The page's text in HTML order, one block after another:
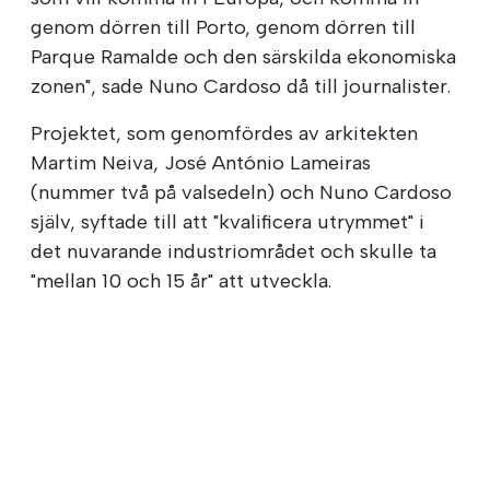
genom dörren till Porto, genom dörren till
Parque Ramalde och den särskilda ekonomiska
zonen", sade Nuno Cardoso då till journalister.
Projektet, som genomfördes av arkitekten
Martim Neiva, José António Lameiras
(nummer två på valsedeln) och Nuno Cardoso
själv, syftade till att "kvalificera utrymmet" i
det nuvarande industriområdet och skulle ta
"mellan 10 och 15 år" att utveckla.